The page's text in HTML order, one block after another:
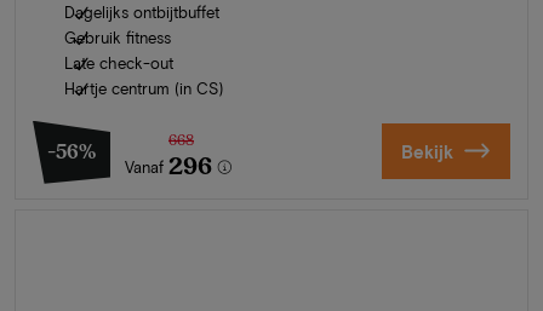
Dagelijks ontbijtbuffet
Gebruik fitness
Late check-out
Hartje centrum (in CS)
-56%
Vanaf
668
296 Bekijk